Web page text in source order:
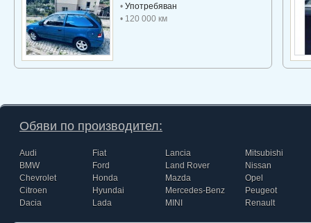
• Употребяван
• 120 000 км
Обяви по производител:
Audi
BMW
Chevrolet
Citroen
Dacia
Fiat
Ford
Honda
Hyundai
Lada
Lancia
Land Rover
Mazda
Mercedes-Benz
MINI
Mitsubishi
Nissan
Opel
Peugeot
Renault